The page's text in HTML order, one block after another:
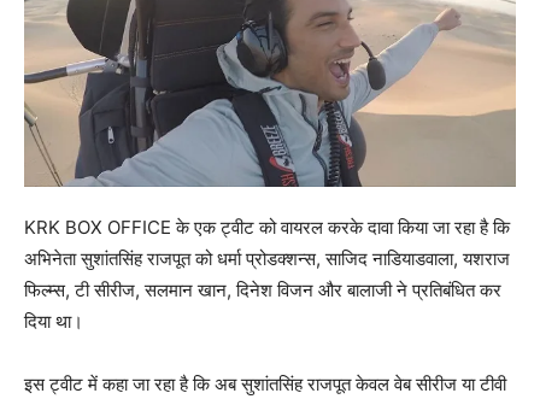
KRK BOX OFFICE के एक ट्वीट को वायरल करके दावा किया जा रहा है कि
अभिनेता सुशांतसिंह राजपूत को धर्मा प्रोडक्‍शन्‍स, साजिद नाडियाडवाला, यशराज
फिल्‍म्‍स, टी सीरीज, सलमान खान, दिनेश विजन और बालाजी ने प्रतिबंधित कर
दिया था।
इस ट्वीट में कहा जा रहा है कि अब सुशांतसिंह राजपूत केवल वेब सीरीज या टीवी